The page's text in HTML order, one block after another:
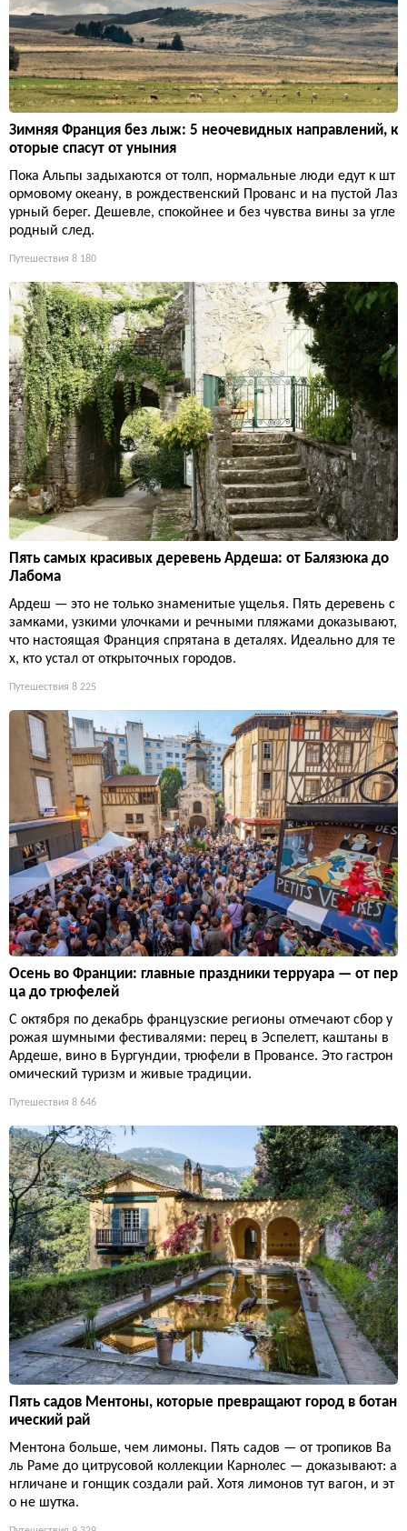
Зимняя Франция без лыж: 5 неочевидных направлений, к
оторые спасут от уныния
Пока Альпы задыхаются от толп, нормальные люди едут к шт
ормовому океану, в рождественский Прованс и на пустой Лаз
урный берег. Дешевле, спокойнее и без чувства вины за угле
родный след.
Путешествия 8 180
Пять самых красивых деревень Ардеша: от Балязюка до
Лабома
Ардеш — это не только знаменитые ущелья. Пять деревень с
замками, узкими улочками и речными пляжами доказывают,
что настоящая Франция спрятана в деталях. Идеально для те
х, кто устал от открыточных городов.
Путешествия 8 225
Осень во Франции: главные праздники терруара — от пер
ца до трюфелей
С октября по декабрь французские регионы отмечают сбор у
рожая шумными фестивалями: перец в Эспелетт, каштаны в
Ардеше, вино в Бургундии, трюфели в Провансе. Это гастрон
омический туризм и живые традиции.
Путешествия 8 646
Пять садов Ментоны, которые превращают город в ботан
ический рай
Ментона больше, чем лимоны. Пять садов — от тропиков Ва
ль Раме до цитрусовой коллекции Карнолес — доказывают: а
нгличане и гонщик создали рай. Хотя лимонов тут вагон, и эт
о не шутка.